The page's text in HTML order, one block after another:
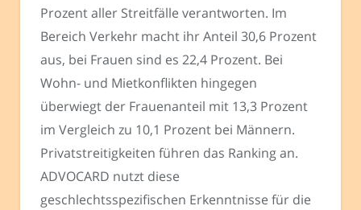
Prozent aller Streitfälle verantworten. Im
Bereich Verkehr macht ihr Anteil 30,6 Prozent
aus, bei Frauen sind es 22,4 Prozent. Bei
Wohn- und Mietkonflikten hingegen
überwiegt der Frauenanteil mit 13,3 Prozent
im Vergleich zu 10,1 Prozent bei Männern.
Privatstreitigkeiten führen das Ranking an.
ADVOCARD nutzt diese
geschlechtsspezifischen Erkenntnisse für die